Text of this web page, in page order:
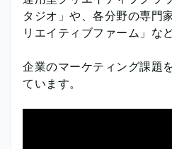
タジオ」や、各分野の専門
リエイティブファーム」な
企業のマーケティング課題
ています。